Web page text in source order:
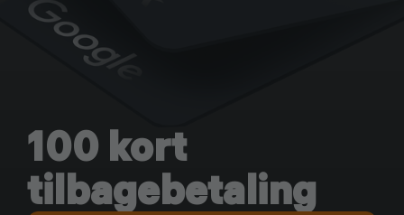
100 kort
tilbagebetaling